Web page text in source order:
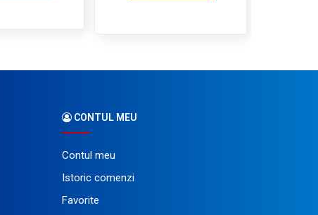
CONTUL MEU
Contul meu
Istoric comenzi
Favorite